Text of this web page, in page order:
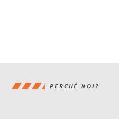
PERCHÉ NOI?